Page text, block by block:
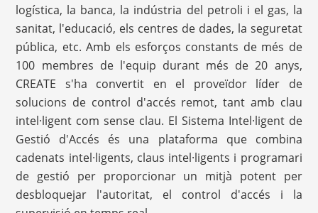
logística, la banca, la indústria del petroli i el gas, la
sanitat, l'educació, els centres de dades, la seguretat
pública, etc. Amb els esforços constants de més de
100 membres de l'equip durant més de 20 anys,
CREATE s'ha convertit en el proveïdor líder de
solucions de control d'accés remot, tant amb clau
intel·ligent com sense clau. El Sistema Intel·ligent de
Gestió d'Accés és una plataforma que combina
cadenats intel·ligents, claus intel·ligents i programari
de gestió per proporcionar un mitjà potent per
desbloquejar l'autoritat, el control d'accés i la